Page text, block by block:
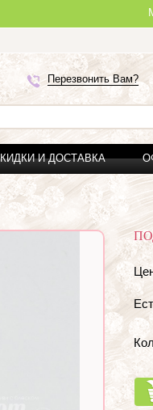
Ми
Перезвонить Вам?
И ДОСТАВКА